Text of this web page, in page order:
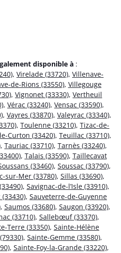
disponible à :
, Virelade (33720), Villenave-
de-Rions (33550), Villegouge
, Vignonet (33330), Vertheuil
, Vérac (33240), Vensac (33590),
, Vayres (33870), Valeyrac (33340),
, Toulenne (33210), Tizac-de-
Curton (33420), Teuillac (33710),
, Tauriac (33710), Tarnès (33240),
, Talais (33590), Taillecavat
(33460), Soussac (33790),
sur-Mer (33780), Sillas (33690),
, Savignac-de-l’Isle (33910),
(33430), Sauveterre-de-Guyenne
, Saumos (33680), Saugon (33920),
(33710), Sallebœuf (33370),
Terre (33350), Sainte-Hélène
, Sainte-Gemme (33580),
, Sainte-Foy-la-Grande (33220),